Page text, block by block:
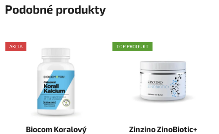
Podobné produkty
AKCIA
Biocom Koralový
TOP PRODUKT
Zinzino ZinoBiotic+